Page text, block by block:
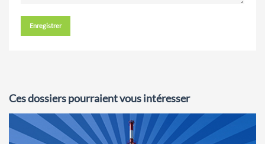
Enregistrer
Ces dossiers pourraient vous intéresser